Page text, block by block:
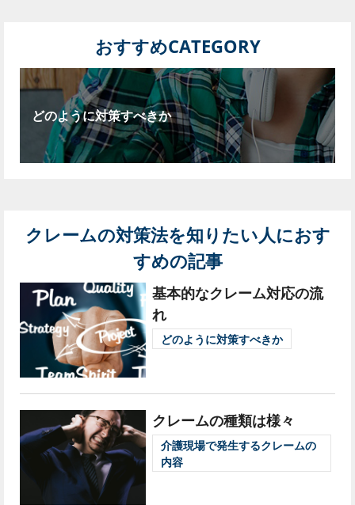
おすすめCATEGORY
どのように対策すべきか
クレームの対策法を知りたい人におす
すめの記事
基本的なクレーム対応の流
れ
どのように対策すべきか
クレームの種類は様々
介護現場で発生するクレームの
内容